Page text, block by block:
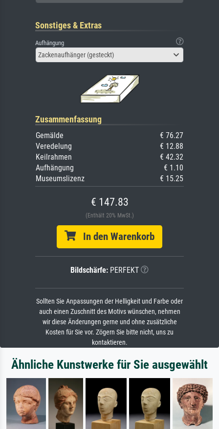
Sonstiges & Extras
Aufhängung
Zackenaufhänger (gesteckt)
Zusammenfassung
Gemälde
€ 76.27
Veredelung
€ 12.88
Keilrahmen
€ 42.32
Aufhängung
€ 1.10
Museumslizenz
€ 15.25
€ 147.83
(Enthält 20% MwSt.)
In den Warenkorb
Bildschärfe: PERFEKT
Sollten Sie Anpassungen der Helligkeit und Farbe oder
auch einen Zuschnitt des Motivs wünschen, nehmen
wir diese Änderungen gerne und ohne zusätzliche
Kosten für Sie vor. Zögern Sie bitte nicht, uns zu
kontaktieren.
Ähnliche Kunstwerke für Sie ausgewählt